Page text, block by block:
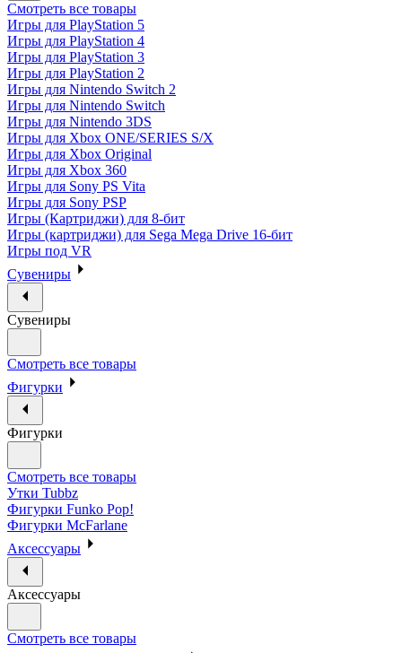
Смотреть все товары
Игры для PlayStation 5
Игры для PlayStation 4
Игры для PlayStation 3
Игры для PlayStation 2
Игры для Nintendo Switch 2
Игры для Nintendo Switch
Игры для Nintendo 3DS
Игры для Xbox ONE/SERIES S/X
Игры для Xbox Original
Игры для Xbox 360
Игры для Sony PS Vita
Игры для Sony PSP
Игры (Картриджи) для 8-бит
Игры (картриджи) для Sega Mega Drive 16-бит
Игры под VR
Сувениры
Сувениры
Смотреть все товары
Фигурки
Фигурки
Смотреть все товары
Утки Tubbz
Фигурки Funko Pop!
Фигурки McFarlane
Аксессуары
Аксессуары
Смотреть все товары